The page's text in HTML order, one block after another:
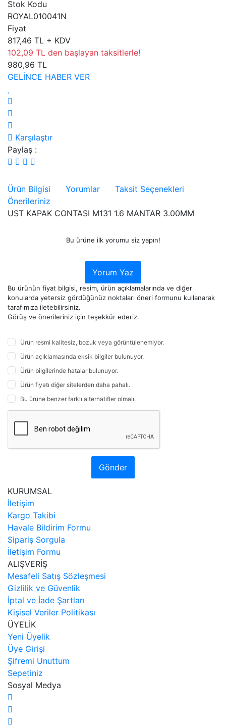
Stok Kodu
ROYAL010041N
Fiyat
817,46 TL + KDV
102,09 TL den başlayan taksitlerle!
980,96 TL
GELİNCE HABER VER
Karşılaştır
Paylaş :
Ürün Bilgisi Yorumlar
Taksit Seçenekleri
Önerileriniz
UST KAPAK CONTASI M131 1.6 MANTAR 3.00MM
Bu ürüne ilk yorumu siz yapın!
Yorum Yaz
Bu ürünün fiyat bilgisi, resim, ürün açıklamalarında ve diğer
konularda yetersiz gördüğünüz noktaları öneri formunu kullanarak
tarafımıza iletebilirsiniz.
Görüş ve önerileriniz için teşekkür ederiz.
Ürün resmi kalitesiz, bozuk veya görüntülenemiyor.
Ürün açıklamasında eksik bilgiler bulunuyor.
Ürün bilgilerinde hatalar bulunuyor.
Ürün fiyatı diğer sitelerden daha pahalı.
Bu ürüne benzer farklı alternatifler olmalı.
Gönder
KURUMSAL
İletişim
Kargo Takibi
Havale Bildirim Formu
Sipariş Sorgula
İletişim Formu
ALIŞVERİŞ
Mesafeli Satış Sözleşmesi
Gizlilik ve Güvenlik
İptal ve İade Şartları
Kişisel Veriler Politikası
ÜYELİK
Yeni Üyelik
Üye Girişi
Şifremi Unuttum
Sepetiniz
Sosyal Medya